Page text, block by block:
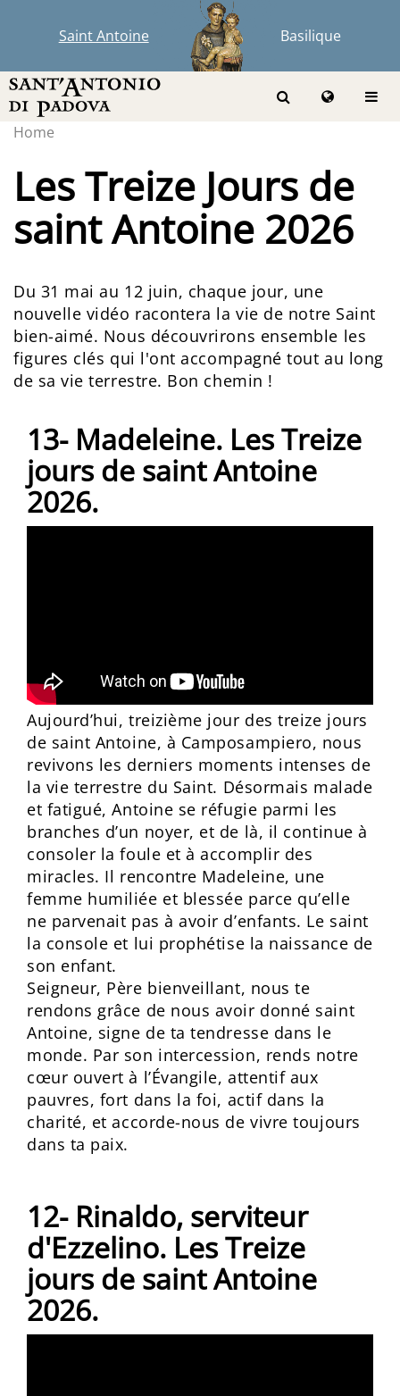
Saint Antoine Basilique
Home
Les Treize Jours de
saint Antoine 2026
Du 31 mai au 12 juin, chaque jour, une
nouvelle vidéo racontera la vie de notre Saint
bien-aimé. Nous découvrirons ensemble les
figures clés qui l'ont accompagné tout au long
de sa vie terrestre. Bon chemin !
13- Madeleine. Les Treize
jours de saint Antoine
2026.
Aujourd’hui, treizième jour des treize jours
de saint Antoine, à Camposampiero, nous
revivons les derniers moments intenses de
la vie terrestre du Saint. Désormais malade
et fatigué, Antoine se réfugie parmi les
branches d’un noyer, et de là, il continue à
consoler la foule et à accomplir des
miracles. Il rencontre Madeleine, une
femme humiliée et blessée parce qu’elle
ne parvenait pas à avoir d’enfants. Le saint
la console et lui prophétise la naissance de
son enfant.
Seigneur, Père bienveillant, nous te
rendons grâce de nous avoir donné saint
Antoine, signe de ta tendresse dans le
monde. Par son intercession, rends notre
cœur ouvert à l’Évangile, attentif aux
pauvres, fort dans la foi, actif dans la
charité, et accorde-nous de vivre toujours
dans ta paix.
12- Rinaldo, serviteur
d'Ezzelino. Les Treize
jours de saint Antoine
2026.